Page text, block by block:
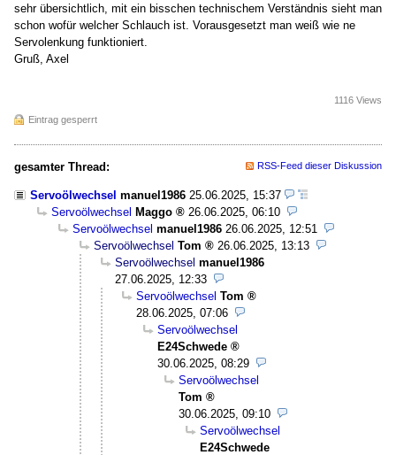
sehr übersichtlich, mit ein bisschen technischem Verständnis sieht man
schon wofür welcher Schlauch ist. Vorausgesetzt man weiß wie ne
Servolenkung funktioniert.
Gruß, Axel
Eintrag gesperrt
1116 Views
gesamter Thread: RSS-Feed dieser Diskussion
Servoölwechsel manuel1986 25.06.2025, 15:37
Servoölwechsel Maggo
26.06.2025, 06:10
Servoölwechsel manuel1986 26.06.2025, 12:51
Servoölwechsel Tom
26.06.2025, 13:13
Servoölwechsel manuel1986
27.06.2025, 12:33
Servoölwechsel Tom
28.06.2025, 07:06
Servoölwechsel
E24Schwede
30.06.2025, 08:29
Servoölwechsel
Tom
30.06.2025, 09:10
Servoölwechsel
E24Schwede